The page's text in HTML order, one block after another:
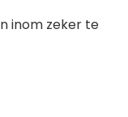
inom zeker te